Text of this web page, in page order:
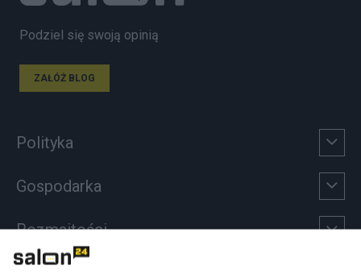
Podziel się swoją opinią
ZAŁÓŻ BLOG
Polityka
Gospodarka
Rozmaitości